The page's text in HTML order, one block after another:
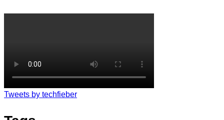
Tweets by techfieber